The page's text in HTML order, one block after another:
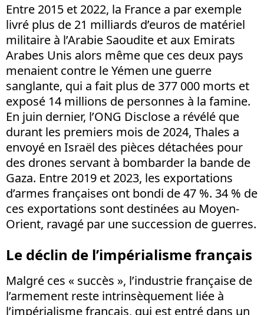
Entre 2015 et 2022, la France a par exemple
livré plus de 21 milliards d’euros de matériel
militaire à l’Arabie Saoudite et aux Emirats
Arabes Unis alors même que ces deux pays
menaient contre le Yémen une guerre
sanglante, qui a fait plus de 377 000 morts et
exposé 14 millions de personnes à la famine.
En juin dernier, l’ONG Disclose a révélé que
durant les premiers mois de 2024, Thales a
envoyé en Israël des pièces détachées pour
des drones servant à bombarder la bande de
Gaza. Entre 2019 et 2023, les exportations
d’armes françaises ont bondi de 47 %. 34 % de
ces exportations sont destinées au Moyen-
Orient, ravagé par une succession de guerres.
Le déclin de l’impérialisme français
Malgré ces « succès », l’industrie française de
l’armement reste intrinsèquement liée à
l’impérialisme français, qui est entré dans un